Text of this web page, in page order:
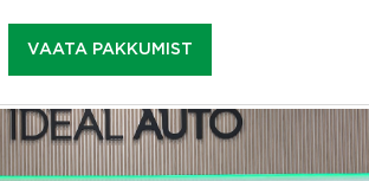
VAATA PAKKUMIST